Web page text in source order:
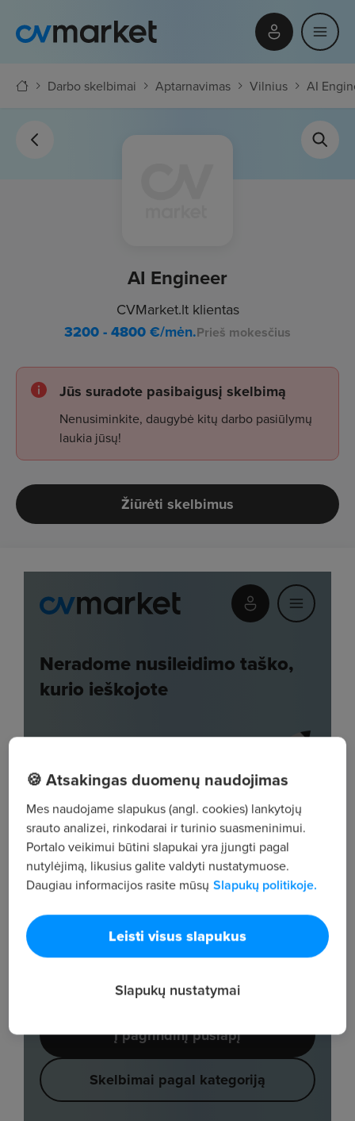
Darbo skelbimai Aptarnavimas Vilnius AI
AI Engineer
CVMarket.lt klientas
3200 - 4800€/mėn.Prieš mokesčius
Jūs suradote pasibaigusį skelbimą
Nenusiminkite, daugybė kitų darbo pasiūlymų
laukia jūsų!
Žiūrėti skelbimus
🍪 Atsakingas duomenų naudojimas
Mes naudojame slapukus (angl. cookies) lankytojų
srauto analizei, rinkodarai ir turinio suasmeninimui.
Portalo veikimui būtini slapukai yra įjungti pagal
nutylėjimą, likusius galite valdyti nustatymuose.
Daugiau informacijos rasite mūsų Slapukų politikoje.
Leisti visus slapukus
Slapukų nustatymai